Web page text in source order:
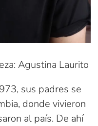
Agustina Laurito
sus padres se
donde vivieron
al país. De ahí